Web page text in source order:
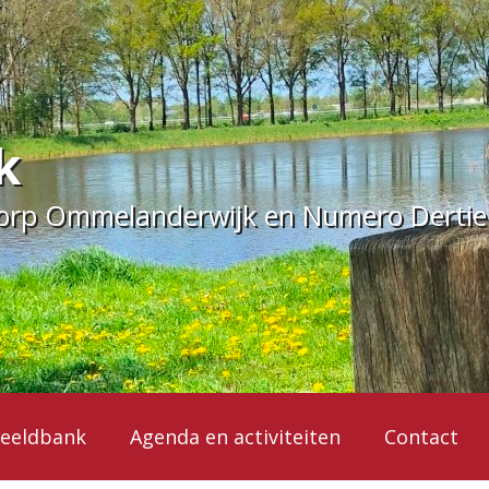
Ommelanderwijk en Numero
Agenda en activiteiten Contact